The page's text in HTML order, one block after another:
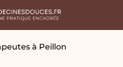
à Peillon